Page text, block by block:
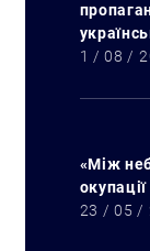
1 / 08 /
«Між
23 / 05 /